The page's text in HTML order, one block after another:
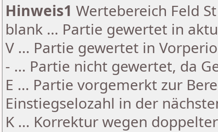
Hinweis1 Wertebereich Feld
blank ... Partie gewertet in
V ... Partie gewertet in
- ... Partie nicht gewertet, da
E ... Partie vorgemerkt zur
Einstiegselozahl in der
K ... Korrektur wegen